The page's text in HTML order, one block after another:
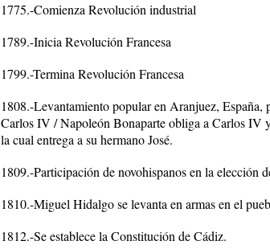
1775.-Comienza Revolución industrial
1789.-Inicia Revolución Francesa
1799.-Termina Revolución Francesa
1808.-Levantamiento popular en Aranjuez,
Carlos IV / Napoleón Bonaparte obliga a Carlos IV
la cual entrega a su hermano José.
1809.-Participación de novohispanos en la elección
1810.-Miguel Hidalgo se levanta en armas en el
1812.-Se establece la Constitución de Cádiz.